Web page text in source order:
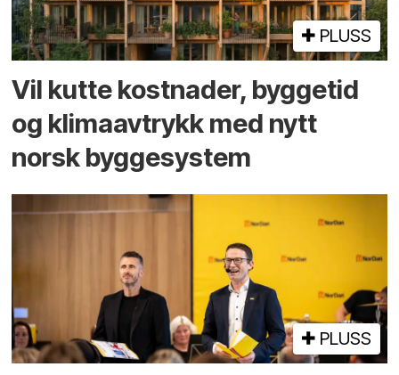
PLUSS
Vil kutte kostnader, byggetid
og klima­avtrykk med nytt
norsk bygge­system
PLUSS